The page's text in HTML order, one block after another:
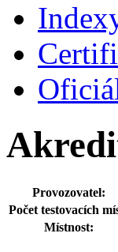
Provozovatel:
Počet testovacích
Místnost: